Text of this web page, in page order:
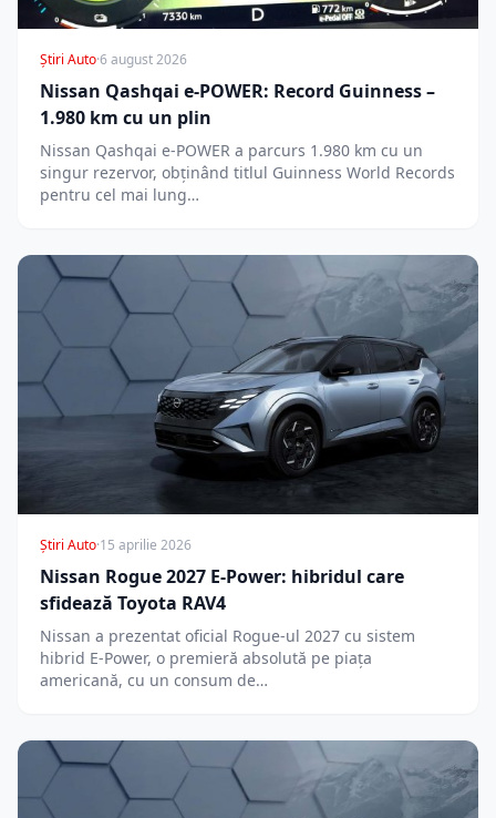
Știri Auto·6 august 2026
Nissan Qashqai e-POWER: Record Guinness –
1.980 km cu un plin
Nissan Qashqai e-POWER a parcurs 1.980 km cu un
singur rezervor, obținând titlul Guinness World Records
pentru cel mai lung…
Știri Auto·15 aprilie 2026
Nissan Rogue 2027 E-Power: hibridul care
sfidează Toyota RAV4
Nissan a prezentat oficial Rogue-ul 2027 cu sistem
hibrid E-Power, o premieră absolută pe piața
americană, cu un consum de…